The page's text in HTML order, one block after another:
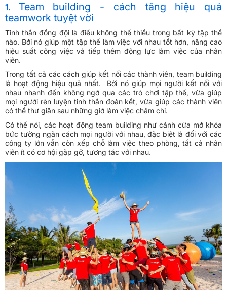
1. Team building - cách tăng hiệu quả
teamwork tuyệt vời
Tinh thần đồng đội là điều không thể thiếu trong bất kỳ tập thể
nào. Bởi nó giúp một tập thể làm việc với nhau tốt hơn, nâng cao
hiệu suất công việc và tiếp thêm động lực làm việc của nhân
viên.
Trong tất cả các cách giúp kết nối các thành viên, team building
là hoạt động hiệu quả nhất. Bởi nó giúp mọi người kết nối với
nhau nhanh đến không ngờ qua các trò chơi tập thể, vừa giúp
mọi người rèn luyện tinh thần đoàn kết, vừa giúp các thành viên
có thể thư giãn sau những giờ làm việc chăm chỉ.
Có thể nói, các hoạt động team building như cánh cửa mở khóa
bức tường ngăn cách mọi người với nhau, đặc biệt là đối với các
công ty lớn vẫn còn xếp chỗ làm việc theo phòng, tất cả nhân
viên ít có cơ hội gặp gỡ, tương tác với nhau.